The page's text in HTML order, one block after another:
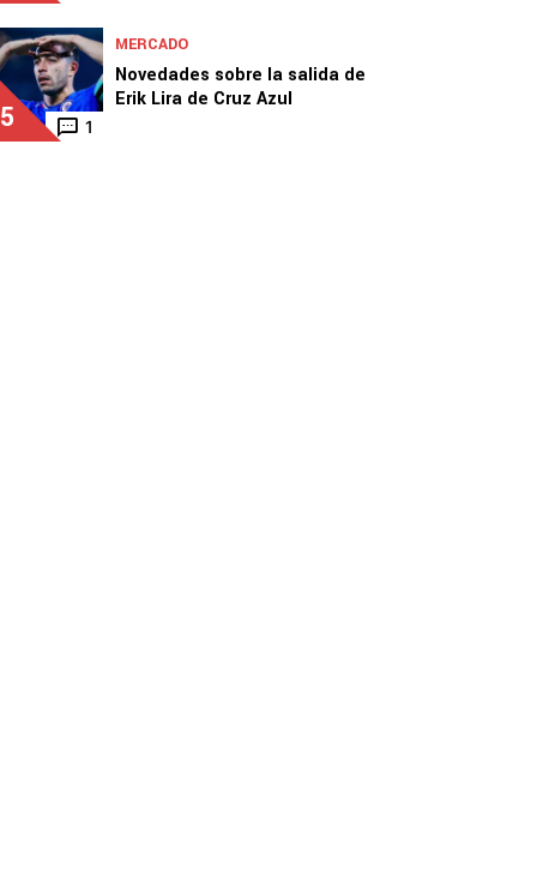
5 1
MERCADO
Novedades sobre la salida de
Erik Lira de Cruz Azul